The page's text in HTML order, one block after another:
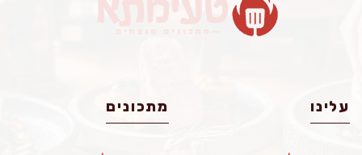
עלינו מתכונים